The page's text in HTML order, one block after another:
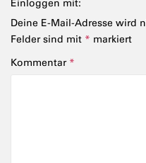
Einloggen mit:
Deine E-Mail-Adresse wird
Felder sind mit * markiert
Kommentar *